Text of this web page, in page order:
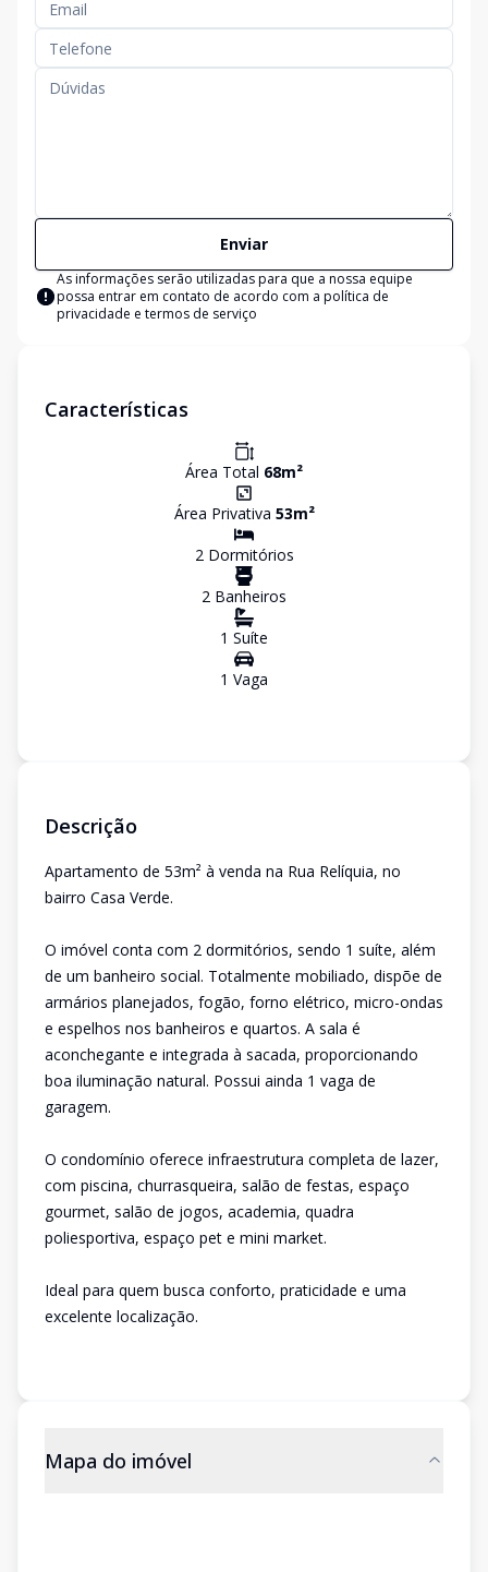
Enviar
As informações serão utilizadas para que a nossa equipe
possa entrar em contato de acordo com a política de
privacidade e termos de serviço
Características
Área Total 68m²
Área Privativa 53m²
2Dormitórios
2 Banheiros
1 Suíte
1 Vaga
Descrição
Apartamento de 53m² à venda na Rua Relíquia, no
bairro Casa Verde.
O imóvel conta com 2 dormitórios, sendo 1 suíte, além
de um banheiro social. Totalmente mobiliado, dispõe de
armários planejados, fogão, forno elétrico, micro-ondas
e espelhos nos banheiros e quartos. A sala é
aconchegante e integrada à sacada, proporcionando
boa iluminação natural. Possui ainda 1 vaga de
garagem.
O condomínio oferece infraestrutura completa de lazer,
com piscina, churrasqueira, salão de festas, espaço
gourmet, salão de jogos, academia, quadra
poliesportiva, espaço pet e mini market.
Ideal para quem busca conforto, praticidade e uma
excelente localização.
Mapa do imóvel